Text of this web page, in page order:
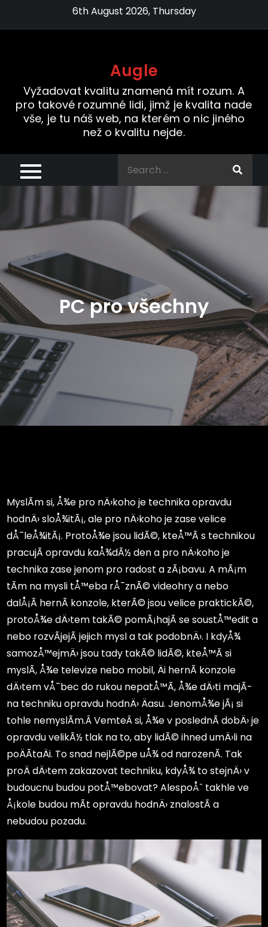
6th August 2026, Thursday
Augle
Vyžadovat kvalitu znamená mít rozum. A
pro takové rozumné lidi, jimž je kvalita nade
vše, je tu náš web, na kterém o nic jiného
než o kvalitu nejde.
PC pro všechny
MyslÃ­m si, Å¾e pro nÄ›koho je technika opravdu
hodnÄ› sloÅ¾itÃ¡, ale pro nÄ›koho je zase velice
dÅ¯leÅ¾itÃ¡. ProtoÅ¾e jsou lidÃ©, kteÅ™Ã­ s technikou
pracujÃ­ opravdu kaÅ¾dÃ½ den a pro nÄ›koho je
technika zase jenom pro radost a zÃ¡bavu. A mÃ¡m
tÃ­m na mysli tÅ™eba rÅ¯znÃ© videohry a nebo
dalÅ¡Ã­ hernÃ­ konzole, kterÃ© jsou velice praktickÃ©,
protoÅ¾e dÄ›tem takÃ© pomÃ¡hajÃ­ se soustÅ™edit a
nebo rozvÃ­jejÃ­ jejich mysl a tak podobnÄ›. I kdyÅ¾
samozÅ™ejmÄ› jsou tady takÃ© lidÃ©, kteÅ™Ã­ si
myslÃ­, Å¾e televize nebo mobil, Äi hernÃ­ konzole
dÄ›tem vÅ¯bec do rukou nepatÅ™Ã­, Å¾e dÄ›ti majÃ­
na techniku opravdu hodnÄ› Äasu. JenomÅ¾e jÃ¡ si
tohle nemyslÃ­m.Â VemteÂ si, Å¾e v poslednÃ­ dobÄ› je
opravdu velikÃ½ tlak na to, aby lidÃ© ihned umÄ›li na
poÄÃ­taÄi. To snad nejlÃ©pe uÅ¾ od narozenÃ­. Tak
proÄ dÄ›tem zakazovat techniku, kdyÅ¾ to stejnÄ› v
budoucnu budou potÅ™ebovat? AlespoÅˆ takhle ve
Å¡kole budou mÃ­t opravdu hodnÄ› znalostÃ­ a
nebudou pozadu.